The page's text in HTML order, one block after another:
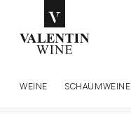
WEINE SCHAUMWEINE